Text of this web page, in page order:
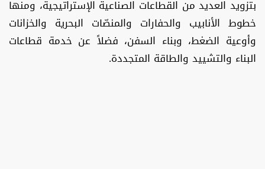
بتزويد العديد من القطاعات الصناعية الإستراتيجية، ومنها
خطوط الأنابيب والحفارات والمنصّات البحرية والخزانات
وأوعية الضغط، وبناء السفن، فضلاً عن خدمة قطاعات
البناء والتشييد والطاقة المتجددة.